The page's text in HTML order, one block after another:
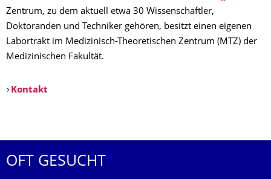
Zentrum, zu dem aktuell etwa 30 Wissenschaftler,
Doktoranden und Techniker gehören, besitzt einen eigenen
Labortrakt im Medizinisch-Theoretischen Zentrum (MTZ) der
Medizinischen Fakultät.
Kontakt
OFT GESUCHT